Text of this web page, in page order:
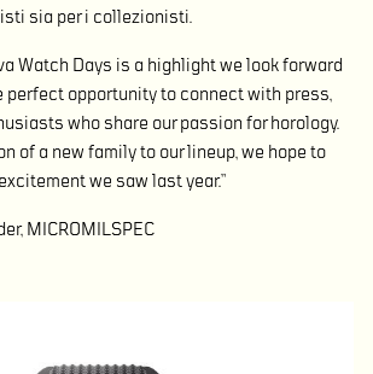
sia per i collezionisti.
Watch Days is a highlight we look forward
perfect opportunity to connect with press,
who share our passion for horology.
of a new family to our lineup, we hope to
we saw last year.”
MICROMILSPEC